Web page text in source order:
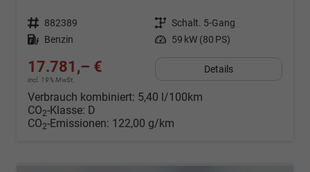
Fahrzeugnr. 882389 Getriebe Schalt. 5-Gang
Kraftstoff Benzin Leistung 59 kW (80 PS)
17.781,– €
incl. 19% MwSt.
Details
Verbrauch kombiniert: 5,40 l/100km
CO2-Klasse: D
CO2-Emissionen: 122,00 g/km